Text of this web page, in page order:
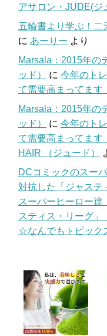
アサロン・JUDE(ジ
五輪書より学ぶ！二
に あーりー より
Marsala：2015年の
ッド）
に 今年のト
て需要高まってます
Marsala：2015年の
ッド）
に 今年のト
て需要高まってま
HAIR （ジュード）
DCコミックのスー
対抗した「ジャステ
スーパーヒーロー達
スティス・リーグ
☆なんでもトピック